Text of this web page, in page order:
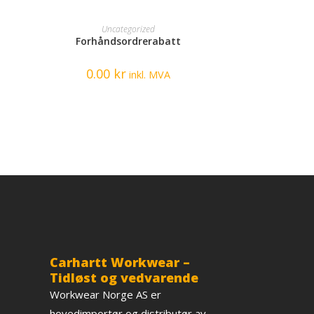
READ MORE
Uncategorized
Forhåndsordrerabatt
0.00 krinkl. MVA
Carhartt Workwear –
Tidløst og vedvarende
Workwear Norge AS er